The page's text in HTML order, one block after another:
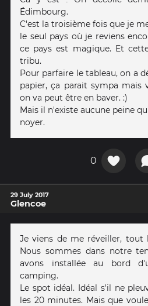
Édimbourg.
C'est la troisième fois que je
le seul pays où je reviens
ce pays est magique. Et
tribu.
Pour parfaire le tableau, on a
papier, ça parait sympa mais
on va peut être en baver. :)
Mais il n'existe aucune peine
noyer.
0
29 July 2017
Glencoe
Je viens de me réveiller, tout
Nous sommes dans notre
avons installée au bord
camping.
Le spot idéal. Idéal s'il ne
les 20 minutes. Mais que